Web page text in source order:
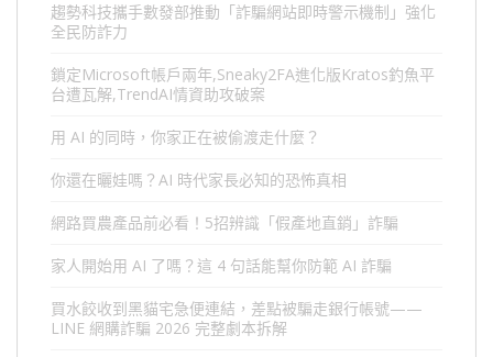
趨勢科技攜手數發部推動「詐騙網站即時警示機制」強化
全民防詐力
鎖定Microsoft帳戶兩年,Sneaky2FA進化版Kratos釣魚平
台遭瓦解,TrendAI情資助攻破案
用 AI 的同時，你家正在被偷渡走什麼？
你還在曬娃嗎？AI 時代家長必知的恐怖真相
網路買農產品前必看！5招辨識「假產地直銷」詐騙
家人開始用 AI 了嗎？這 4 句話能幫你防範 AI 詐騙
買水餃收到黑貓宅急便連結，差點被騙走銀行帳號——
LINE 網購詐騙 2026 完整劇本拆解